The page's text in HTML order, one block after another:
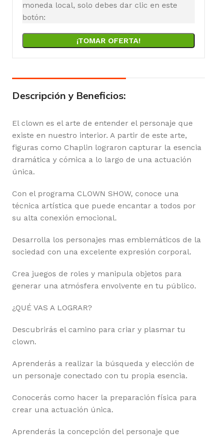
moneda local, solo debes dar clic en este
botón:
¡TOMAR OFERTA!
Descripción y Beneficios:
El clown es el arte de entender el personaje que
existe en nuestro interior. A partir de este arte,
figuras como Chaplin lograron capturar la esencia
dramática y cómica a lo largo de una actuación
única.
Con el programa CLOWN SHOW, conoce una
técnica artística que puede encantar a todos por
su alta conexión emocional.
Desarrolla los personajes mas emblemáticos de la
sociedad con una excelente expresión corporal.
Crea juegos de roles y manipula objetos para
generar una atmósfera envolvente en tu público.
¿QUÉ VAS A LOGRAR?
Descubrirás el camino para criar y plasmar tu
clown.
Aprenderás a realizar la búsqueda y elección de
un personaje conectado con tu propia esencia.
Conocerás como hacer la preparación física para
crear una actuación única.
Aprenderás la concepción del personaje que